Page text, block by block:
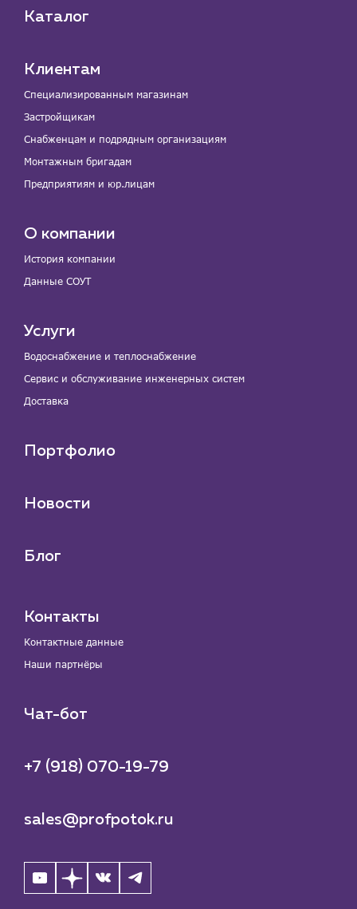
Каталог
Клиентам
Специализированным магазинам
Застройщикам
Снабженцам и подрядным организациям
Монтажным бригадам
Предприятиям и юр.лицам
О компании
История компании
Данные СОУТ
Услуги
Водоснабжение и теплоснабжение
Сервис и обслуживание инженерных систем
Доставка
Портфолио
Новости
Блог
Контакты
Контактные данные
Наши партнёры
Чат-бот
+7 (918) 070-19-79
sales@profpotok.ru